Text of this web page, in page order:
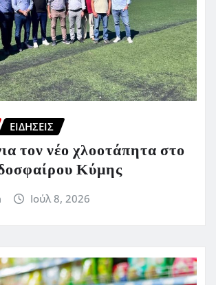
ΕΙΔΗΣΕΙΣ
τον νέο χλοοτάπητα στο
Κύμης
Ιούλ 8, 2026